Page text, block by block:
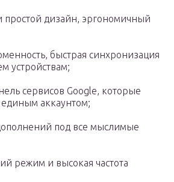
простой дизайн, эргономичный
быстрая синхронизация
устройствам;
сервисов Google, которые
единым аккаунтом;
под все мыслимые
режим и высокая частота